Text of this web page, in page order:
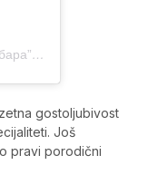
Објава коју дели Етно крчма „Два амбара” (@dvaambara)
gostoljubivost
Još
pravi porodični